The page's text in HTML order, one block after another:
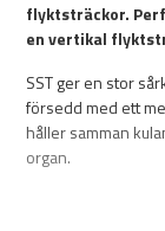
flyktsträckor.
en vertikal
SST ger en stor
försedd med ett
håller samman
organ.